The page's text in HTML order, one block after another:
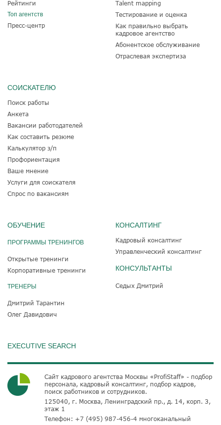
Рейтинги
Топ агентств
Пресс-центр
Talent mapping
Тестирование и оценка
Как правильно выбрать
кадровое агентство
Абонентское обслуживание
Отраслевая экспертиза
СОИСКАТЕЛЮ
Поиск работы
Анкета
Вакансии работодателей
Как составить резюме
Калькулятор з/п
Профориентация
Ваше мнение
Услуги для соискателя
Спрос по вакансиям
ОБУЧЕНИЕ
ПРОГРАММЫ ТРЕНИНГОВ
Открытые тренинги
Корпоративные тренинги
ТРЕНЕРЫ
Дмитрий Тарантин
Олег Давидович
КОНСАЛТИНГ
Кадровый консалтинг
Управленческий консалтинг
КОНСУЛЬТАНТЫ
Седых Дмитрий
EXECUTIVE SEARCH
Сайт кадрового агентства Москвы «ProfiStaff» - подбор
персонала, кадровый консалтинг, подбор кадров,
поиск работников и сотрудников.
125040, г. Москва, Ленинградский пр., д. 14, корп. 3,
этаж 1
Телефон: +7 (495) 987-456-4 многоканальный